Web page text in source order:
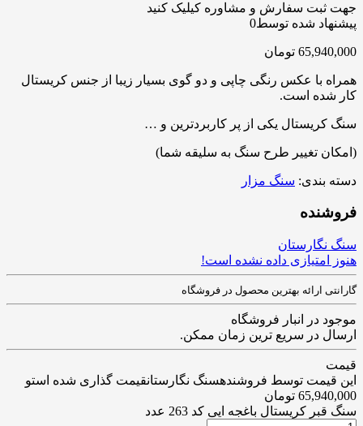
جهت ثبت سفارش و مشاوره کیلیک کنید
پیشنهاد شده توسط0
65,940,000 تومان
همراه با عکس رنگی چاپی و دو گوی بسیار زیبا از جنس کریستال
کار شده است.
سنگ کریستال یکی از پر کاربردترین و …
(امکان تغییر طرح سنگ به سلیقه شما)
دسته بندی: سنگ مزار
فروشنده
سنگ نگارستان
هنوز امتیازی داده نشده است!
گارانتی ارائه بهترین محصول در فروشگاه
موجود در انبار فروشگاه
ارسال در سریع ترین زمان ممکن.
قیمت
این قیمت توسط فروشندهسنگ نگارستانقیمت گذاری شده استو
65,940,000 تومان
سنگ قبر کریستال باغجه ایی کد 263 عدد